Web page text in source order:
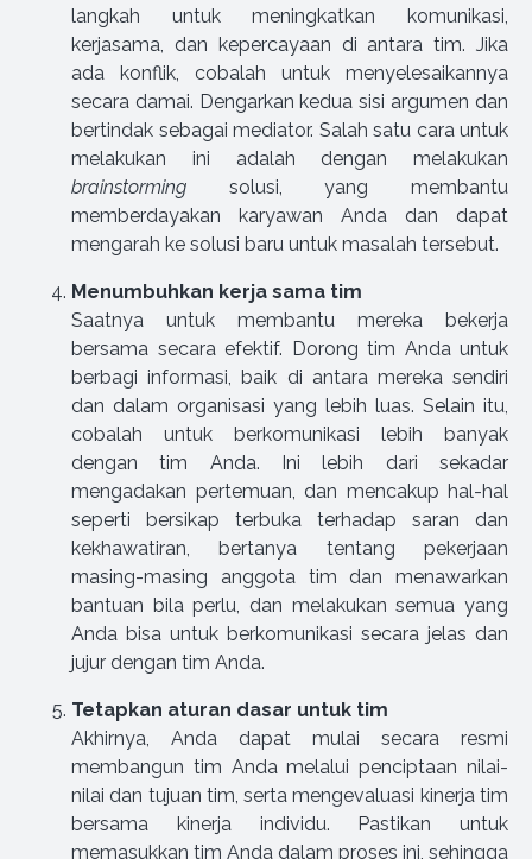
langkah untuk meningkatkan komunikasi,
kerjasama, dan kepercayaan di antara tim. Jika
ada konflik, cobalah untuk menyelesaikannya
secara damai. Dengarkan kedua sisi argumen dan
bertindak sebagai mediator. Salah satu cara untuk
melakukan ini adalah dengan melakukan
brainstorming solusi, yang membantu
memberdayakan karyawan Anda dan dapat
mengarah ke solusi baru untuk masalah tersebut.
Menumbuhkan kerja sama tim
Saatnya untuk membantu mereka bekerja
bersama secara efektif. Dorong tim Anda untuk
berbagi informasi, baik di antara mereka sendiri
dan dalam organisasi yang lebih luas. Selain itu,
cobalah untuk berkomunikasi lebih banyak
dengan tim Anda. Ini lebih dari sekadar
mengadakan pertemuan, dan mencakup hal-hal
seperti bersikap terbuka terhadap saran dan
kekhawatiran, bertanya tentang pekerjaan
masing-masing anggota tim dan menawarkan
bantuan bila perlu, dan melakukan semua yang
Anda bisa untuk berkomunikasi secara jelas dan
jujur dengan tim Anda.
Tetapkan aturan dasar untuk tim
Akhirnya, Anda dapat mulai secara resmi
membangun tim Anda melalui penciptaan nilai-
nilai dan tujuan tim, serta mengevaluasi kinerja tim
bersama kinerja individu. Pastikan untuk
memasukkan tim Anda dalam proses ini, sehingga